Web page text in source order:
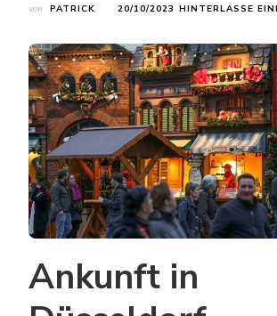
von PATRICK 20/10/2023 HINTERLASSE
Ankunft in